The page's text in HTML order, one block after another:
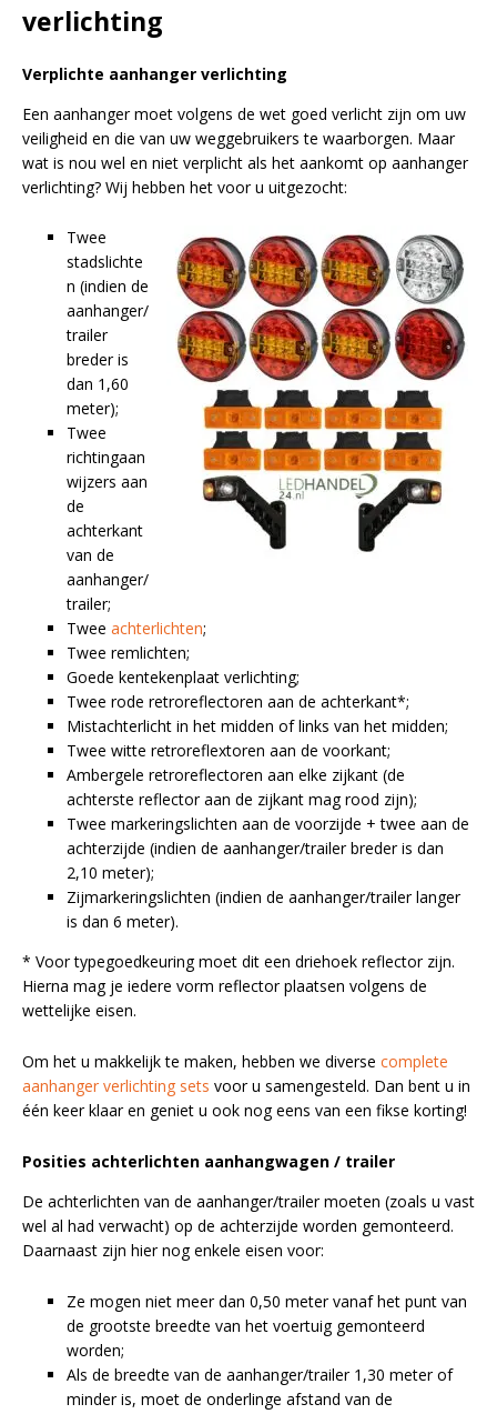
verlichting
Verplichte aanhanger verlichting
Een aanhanger moet volgens de wet goed verlicht zijn om uw
veiligheid en die van uw weggebruikers te waarborgen. Maar
wat is nou wel en niet verplicht als het aankomt op aanhanger
verlichting? Wij hebben het voor u uitgezocht:
Twee
stadslichte
n (indien de
aanhanger/
trailer
breder is
dan 1,60
meter);
Twee
richtingaan
wijzers aan
de
achterkant
van de
aanhanger/
trailer;
Twee achterlichten;
Twee remlichten;
Goede kentekenplaat verlichting;
Twee rode retroreflectoren aan de achterkant*;
Mistachterlicht in het midden of links van het midden;
Twee witte retroreflextoren aan de voorkant;
Ambergele retroreflectoren aan elke zijkant (de
achterste reflector aan de zijkant mag rood zijn);
Twee markeringslichten aan de voorzijde + twee aan de
achterzijde (indien de aanhanger/trailer breder is dan
2,10 meter);
Zijmarkeringslichten (indien de aanhanger/trailer langer
is dan 6 meter).
* Voor typegoedkeuring moet dit een driehoek reflector zijn.
Hierna mag je iedere vorm reflector plaatsen volgens de
wettelijke eisen.
Om het u makkelijk te maken, hebben we diverse complete
aanhanger verlichting sets voor u samengesteld. Dan bent u in
één keer klaar en geniet u ook nog eens van een fikse korting!
Posities achterlichten aanhangwagen / trailer
De achterlichten van de aanhanger/trailer moeten (zoals u vast
wel al had verwacht) op de achterzijde worden gemonteerd.
Daarnaast zijn hier nog enkele eisen voor:
Ze mogen niet meer dan 0,50 meter vanaf het punt van
de grootste breedte van het voertuig gemonteerd
worden;
Als de breedte van de aanhanger/trailer 1,30 meter of
minder is, moet de onderlinge afstand van de